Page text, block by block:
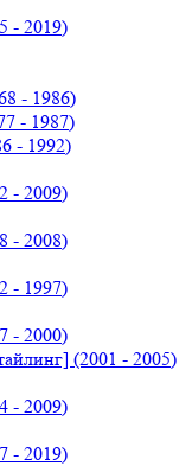
- 2019)
- 1986)
- 1987)
- 1992)
- 2009)
- 2008)
- 1997)
- 2000)
(2001 - 2005)
- 2009)
- 2019)